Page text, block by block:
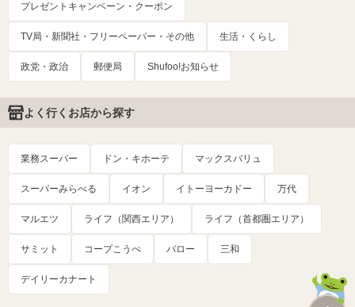
プレゼントキャンペーン・クーポン
TV局・新聞社・フリーペーパー・その他 生活・くらし
政党・政治 郵便局 Shufoo!お知らせ
よく行くお店から探す
業務スーパー ドン・キホーテ マックスバリュ
スーパーみらべる イオン イトーヨーカドー 万代
マルエツ ライフ（関西エリア） ライフ（首都圏エリア）
サミット コープこうべ バロー 三和
デイリーカナート